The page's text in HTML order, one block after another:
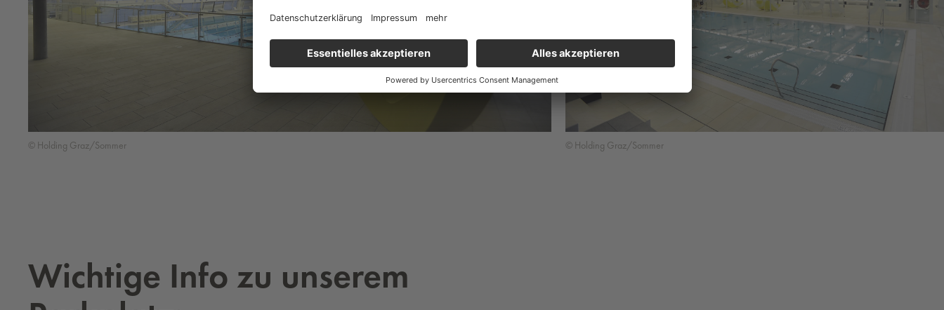
© Holding Graz/Sommer © Holding Graz/Sommer
Wichtige Info zu unserem